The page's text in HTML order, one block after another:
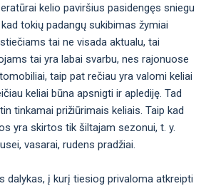
kelio paviršius pasidengęs sniegu
tokių padangų sukibimas žymiai
tai ne visada aktualu, tai
tai yra labai svarbu, nes rajonuose
taip pat rečiau yra valomi keliai
keliai būna apsnigti ir aplediję. Tad
tinkamai prižiūrimais keliais. Taip kad
yra skirtos tik šiltajam sezonui, t. y.
vasarai, rudens pradžiai.
dalykas, į kurį tiesiog privaloma atkreipti